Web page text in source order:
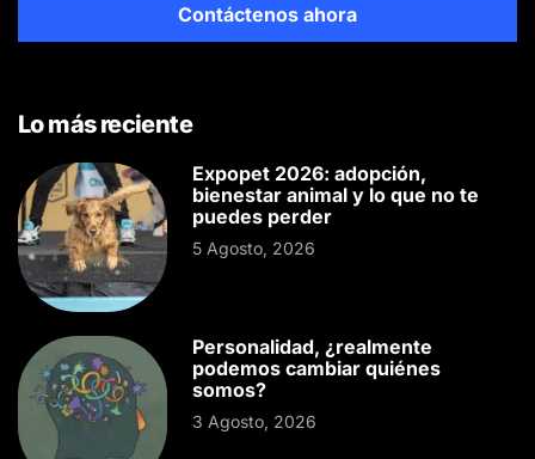
Contáctenos ahora
Lo más reciente
Expopet 2026: adopción,
bienestar animal y lo que no te
puedes perder
5 Agosto, 2026
Personalidad, ¿realmente
podemos cambiar quiénes
somos?
3 Agosto, 2026